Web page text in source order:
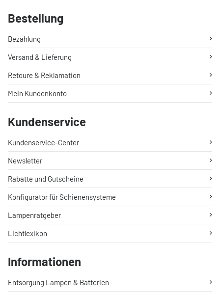
Bestellung
Bezahlung
Versand & Lieferung
Retoure & Reklamation
Mein Kundenkonto
Kundenservice
Kundenservice-Center
Newsletter
Rabatte und Gutscheine
Konfigurator für Schienensysteme
Lampenratgeber
Lichtlexikon
Informationen
Entsorgung Lampen & Batterien